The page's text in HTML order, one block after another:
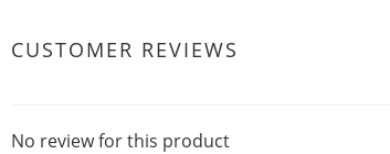
CUSTOMER REVIEWS
No review for this product